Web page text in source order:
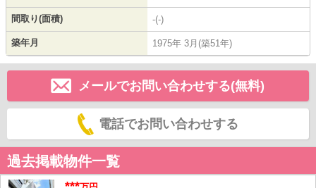
間取り(面積) -(-)
築年月 1975年 3月(築51年)
メールでお問い合わせする(無料)
電話でお問い合わせする
過去掲載物件一覧